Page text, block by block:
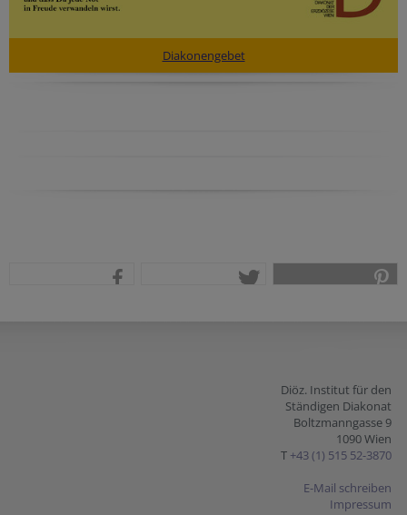
Diakonengebet
Diöz. Institut für den
Ständigen Diakonat
Boltzmanngasse 9
1090 Wien
T +43 (1) 515 52-3870
E-Mail schreiben
Impressum